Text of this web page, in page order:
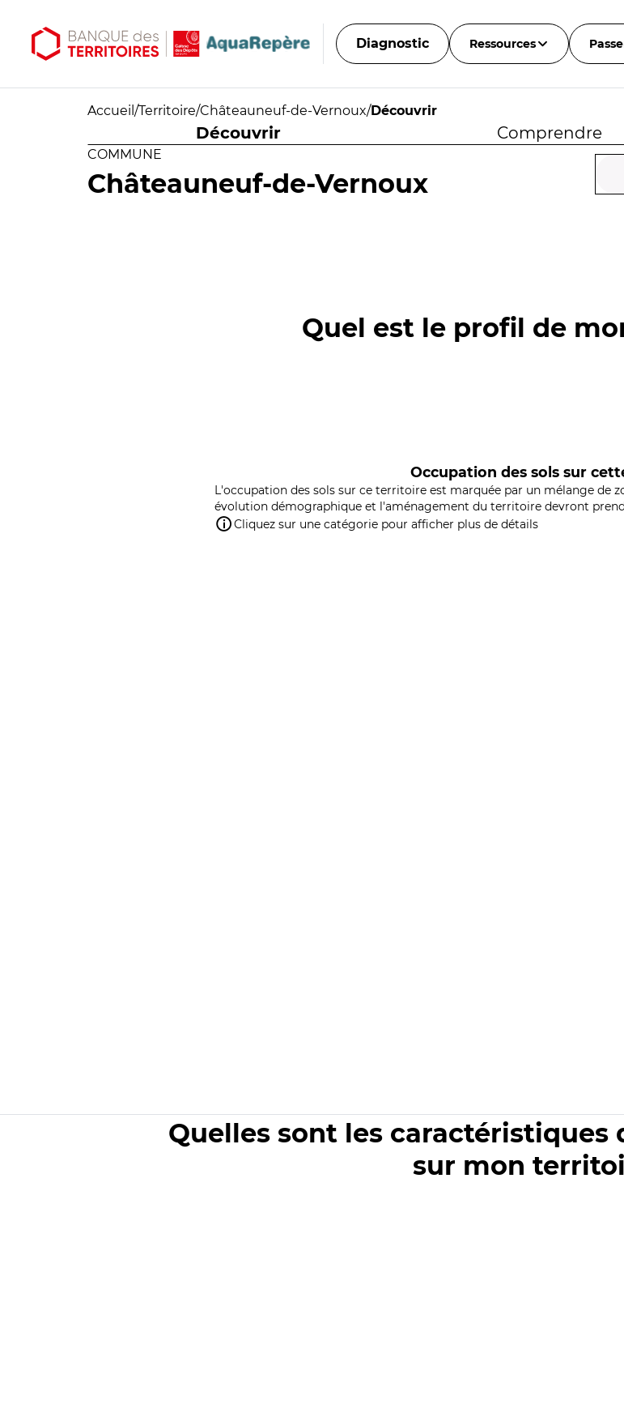
Diagnostic Ressources
Accueil /Territoire/Châteauneuf-de-Vernoux/Découvrir
Découvrir Comprendre
COMMUNE
Châteauneuf-de-Vernoux
Quel est le profil de
Occupation des sols sur
L'occupation des sols sur ce territoire est marquée par un mélange de
évolution démographique et l'aménagement du territoire devront
Cliquez sur une catégorie pour afficher plus de détails
Quelles sont les caractéristiques
sur mon